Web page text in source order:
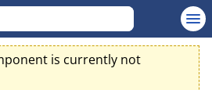
is currently not